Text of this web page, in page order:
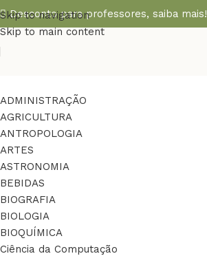
Skip to navigation
Skip to main content
Desconto para professores, saiba mais!
ADMINISTRAÇÃO
AGRICULTURA
ANTROPOLOGIA
ARTES
ASTRONOMIA
BEBIDAS
BIOGRAFIA
BIOLOGIA
BIOQUÍMICA
Ciência da Computação